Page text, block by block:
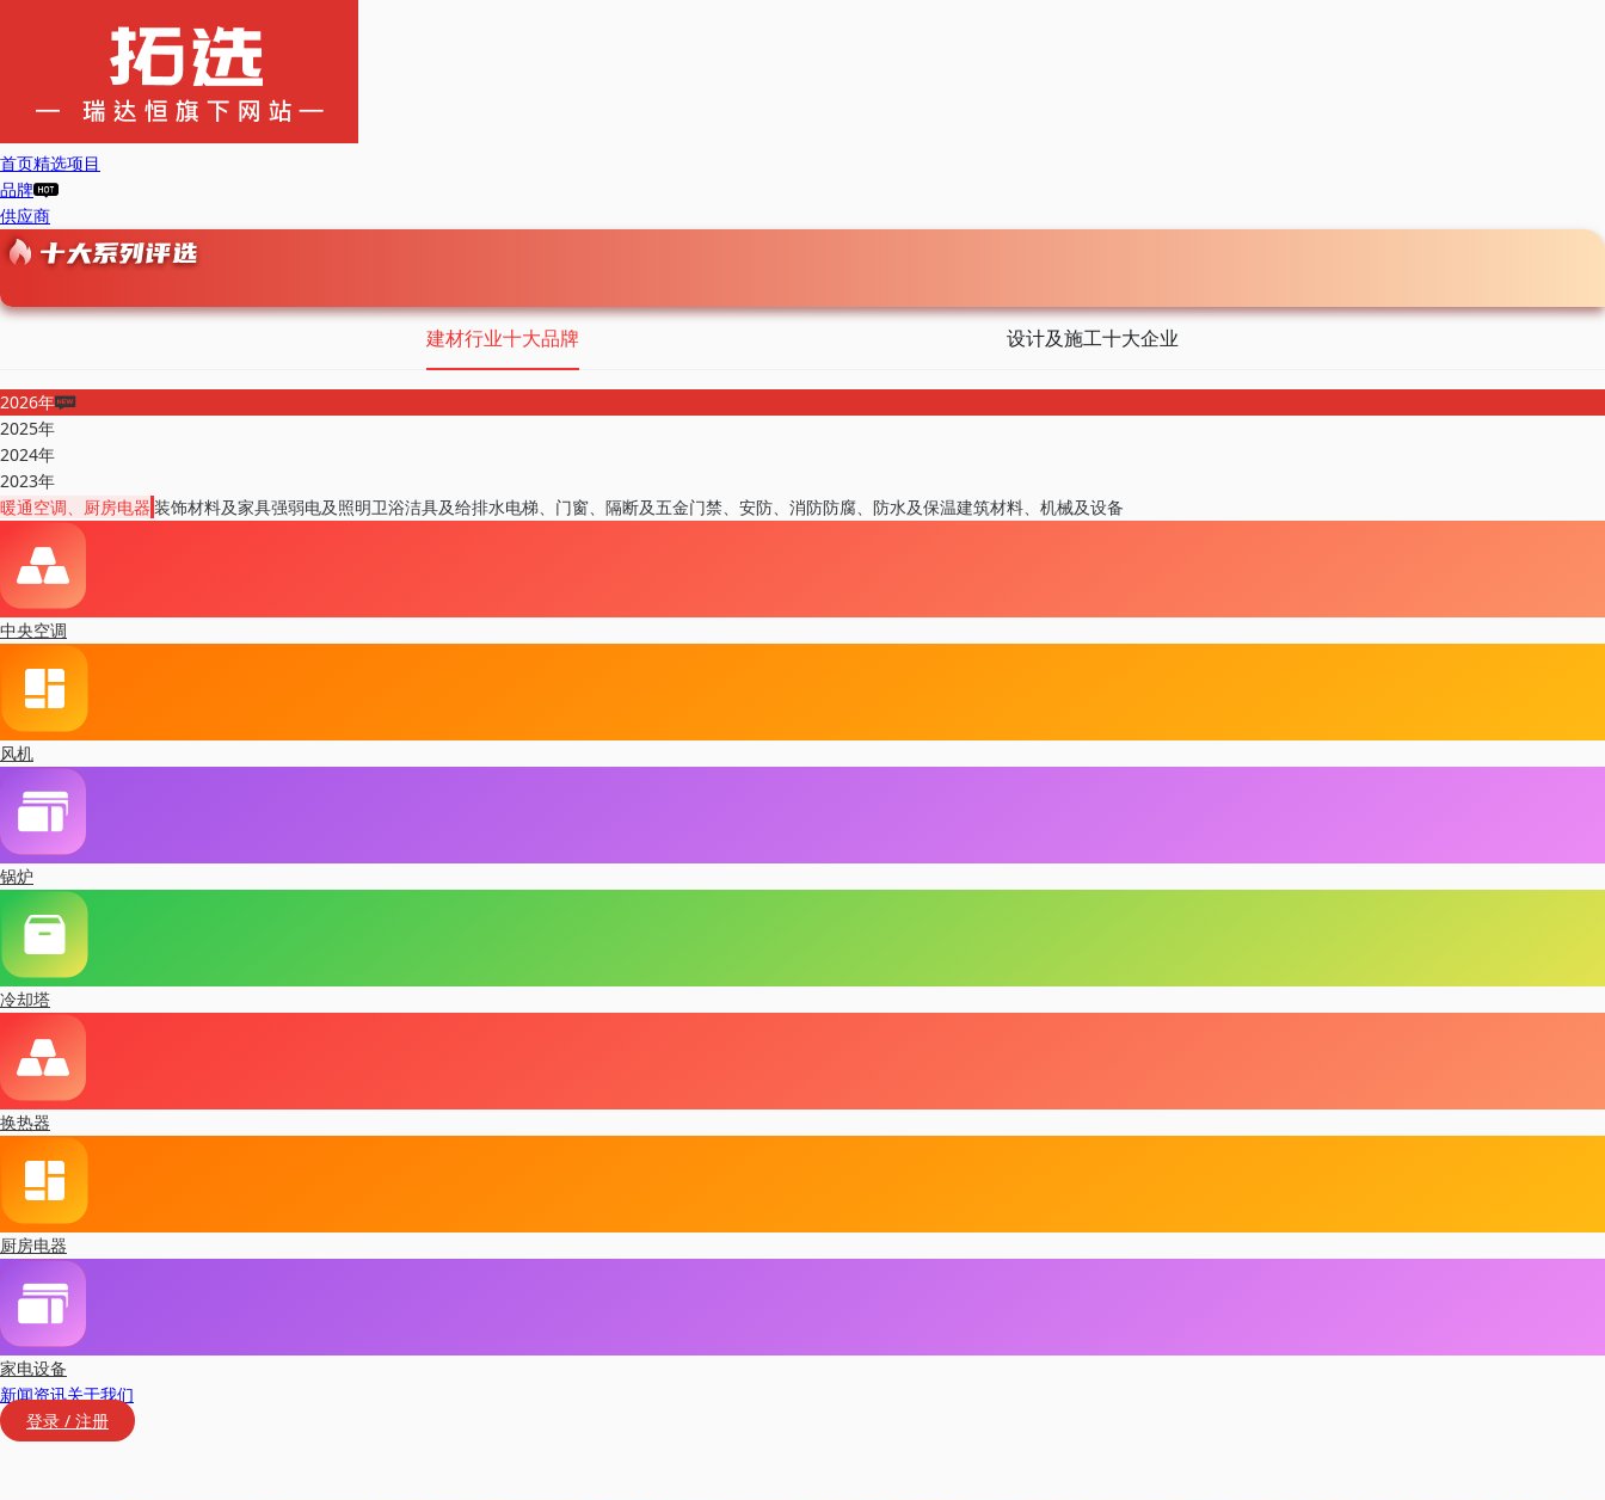
首页精选项目
品牌
供应商
建材行业十大品牌 设计及施工十大企业
2026年
2025年
2024年
2023年
暖通空调、厨房电器 装饰材料及家具强弱电及照明卫浴洁具及给排水电梯、门窗、隔断及五金门禁、安防、消防防腐、防水及保温建筑材料、机械及设备
中央空调
风机
锅炉
冷却塔
换热器
厨房电器
家电设备
新闻资讯关于我们
登录 / 注册